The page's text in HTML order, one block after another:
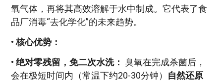
氧气体，再将其高效溶解于水中制成。它代表了食
品厂消毒“去化学化”的未来趋势。
•核心优势：
• 绝对零残留，免二次水洗： 臭氧在完成杀菌后，
会在极短时间内（常温下约20-30分钟） 自然还原